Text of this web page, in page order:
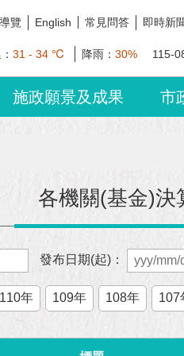
覽 English 常見問答 即時新
31 - 34 ℃ 降雨： 30% 115-
施政願景及成果 市
各機關(基金)決
發布日期(起)：
110年 109年 108年 107